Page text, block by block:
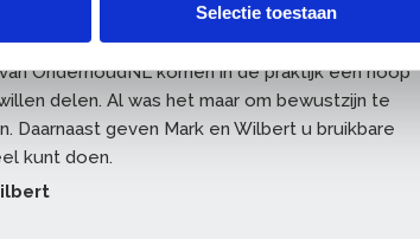
Selectie toestaan
OnderhoudNL komen in de praktijk een hoop
delen. Al was het maar om bewustzijn te
Daarnaast geven Mark en Wilbert u bruikbare
kunt doen.